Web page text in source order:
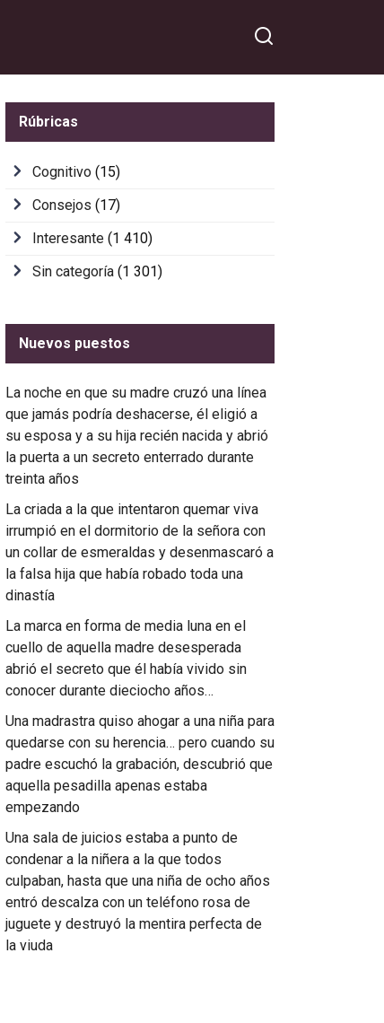
Rúbricas
Cognitivo (15)
Consejos (17)
Interesante (1 410)
Sin categoría (1 301)
Nuevos puestos
La noche en que su madre cruzó una línea
que jamás podría deshacerse, él eligió a
su esposa y a su hija recién nacida y abrió
la puerta a un secreto enterrado durante
treinta años
La criada a la que intentaron quemar viva
irrumpió en el dormitorio de la señora con
un collar de esmeraldas y desenmascaró a
la falsa hija que había robado toda una
dinastía
La marca en forma de media luna en el
cuello de aquella madre desesperada
abrió el secreto que él había vivido sin
conocer durante dieciocho años…
Una madrastra quiso ahogar a una niña para
quedarse con su herencia… pero cuando su
padre escuchó la grabación, descubrió que
aquella pesadilla apenas estaba
empezando
Una sala de juicios estaba a punto de
condenar a la niñera a la que todos
culpaban, hasta que una niña de ocho años
entró descalza con un teléfono rosa de
juguete y destruyó la mentira perfecta de
la viuda